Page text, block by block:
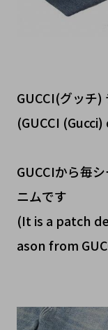
GUCCI(グッチ)
(GUCCI
GUCCIから毎
ニムです
(It is a patch
ason from